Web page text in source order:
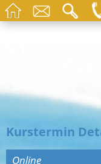
Kurstermin
Online